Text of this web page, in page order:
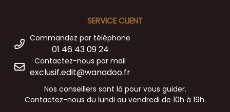
SERVICE CLIENT
Commandez par téléphone
01 46 43 09 24
Contactez-nous par mail
exclusif.edit@wanadoo.fr
Nos conseillers sont là pour vous guider.
Contactez-nous du lundi au vendredi de 10h à 19h.